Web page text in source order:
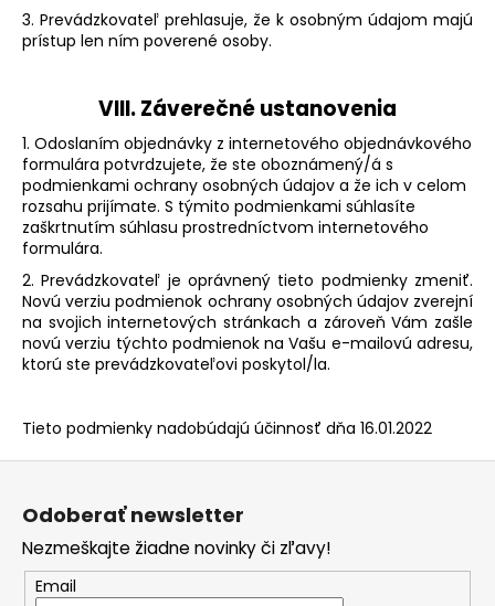
3. Prevádzkovateľ prehlasuje, že k osobným údajom majú
prístup len ním poverené osoby.
VIII.Záverečné ustanovenia
1. Odoslaním objednávky z internetového objednávkového
formulára potvrdzujete, že ste oboznámený/á s
podmienkami ochrany osobných údajov a že ich v celom
rozsahu prijímate. S týmito podmienkami súhlasíte
zaškrtnutím súhlasu prostredníctvom internetového
formulára.
2. Prevádzkovateľ je oprávnený tieto podmienky zmeniť.
Novú verziu podmienok ochrany osobných údajov zverejní
na svojich internetových stránkach a zároveň Vám zašle
novú verziu týchto podmienok na Vašu e-mailovú adresu,
ktorú ste prevádzkovateľovi poskytol/la.
Tieto podmienky nadobúdajú účinnosť dňa 16.01.2022
Z
Odoberať newsletter
Nezmeškajte žiadne novinky či zľavy!
Email